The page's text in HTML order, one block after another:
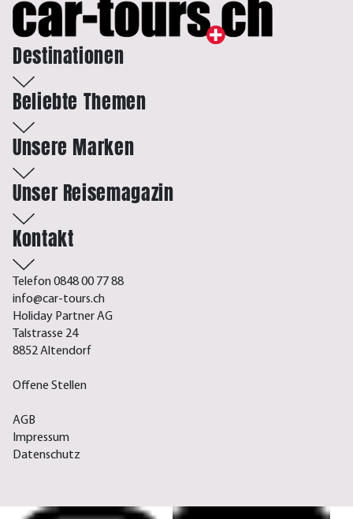
Destinationen
Beliebte Themen
Unsere Marken
Unser Reisemagazin
Kontakt
Telefon 0848 00 77 88
info@car-tours.ch
Holiday Partner AG
Talstrasse 24
8852 Altendorf
Offene Stellen
AGB
Impressum
Datenschutz